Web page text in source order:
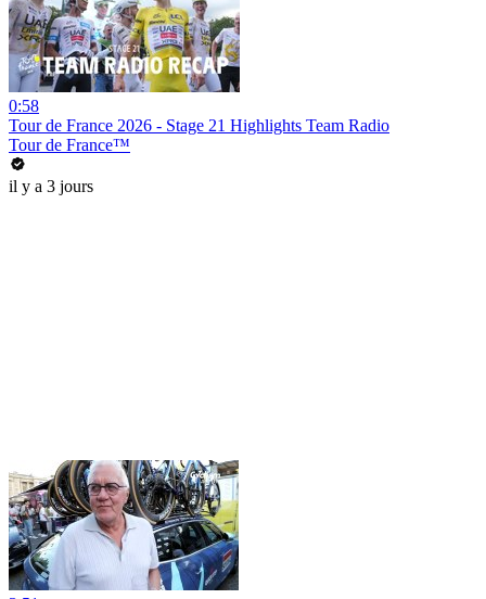
0:58
Tour de France 2026 - Stage 21 Highlights Team Radio
Tour de France™
il y a 3 jours